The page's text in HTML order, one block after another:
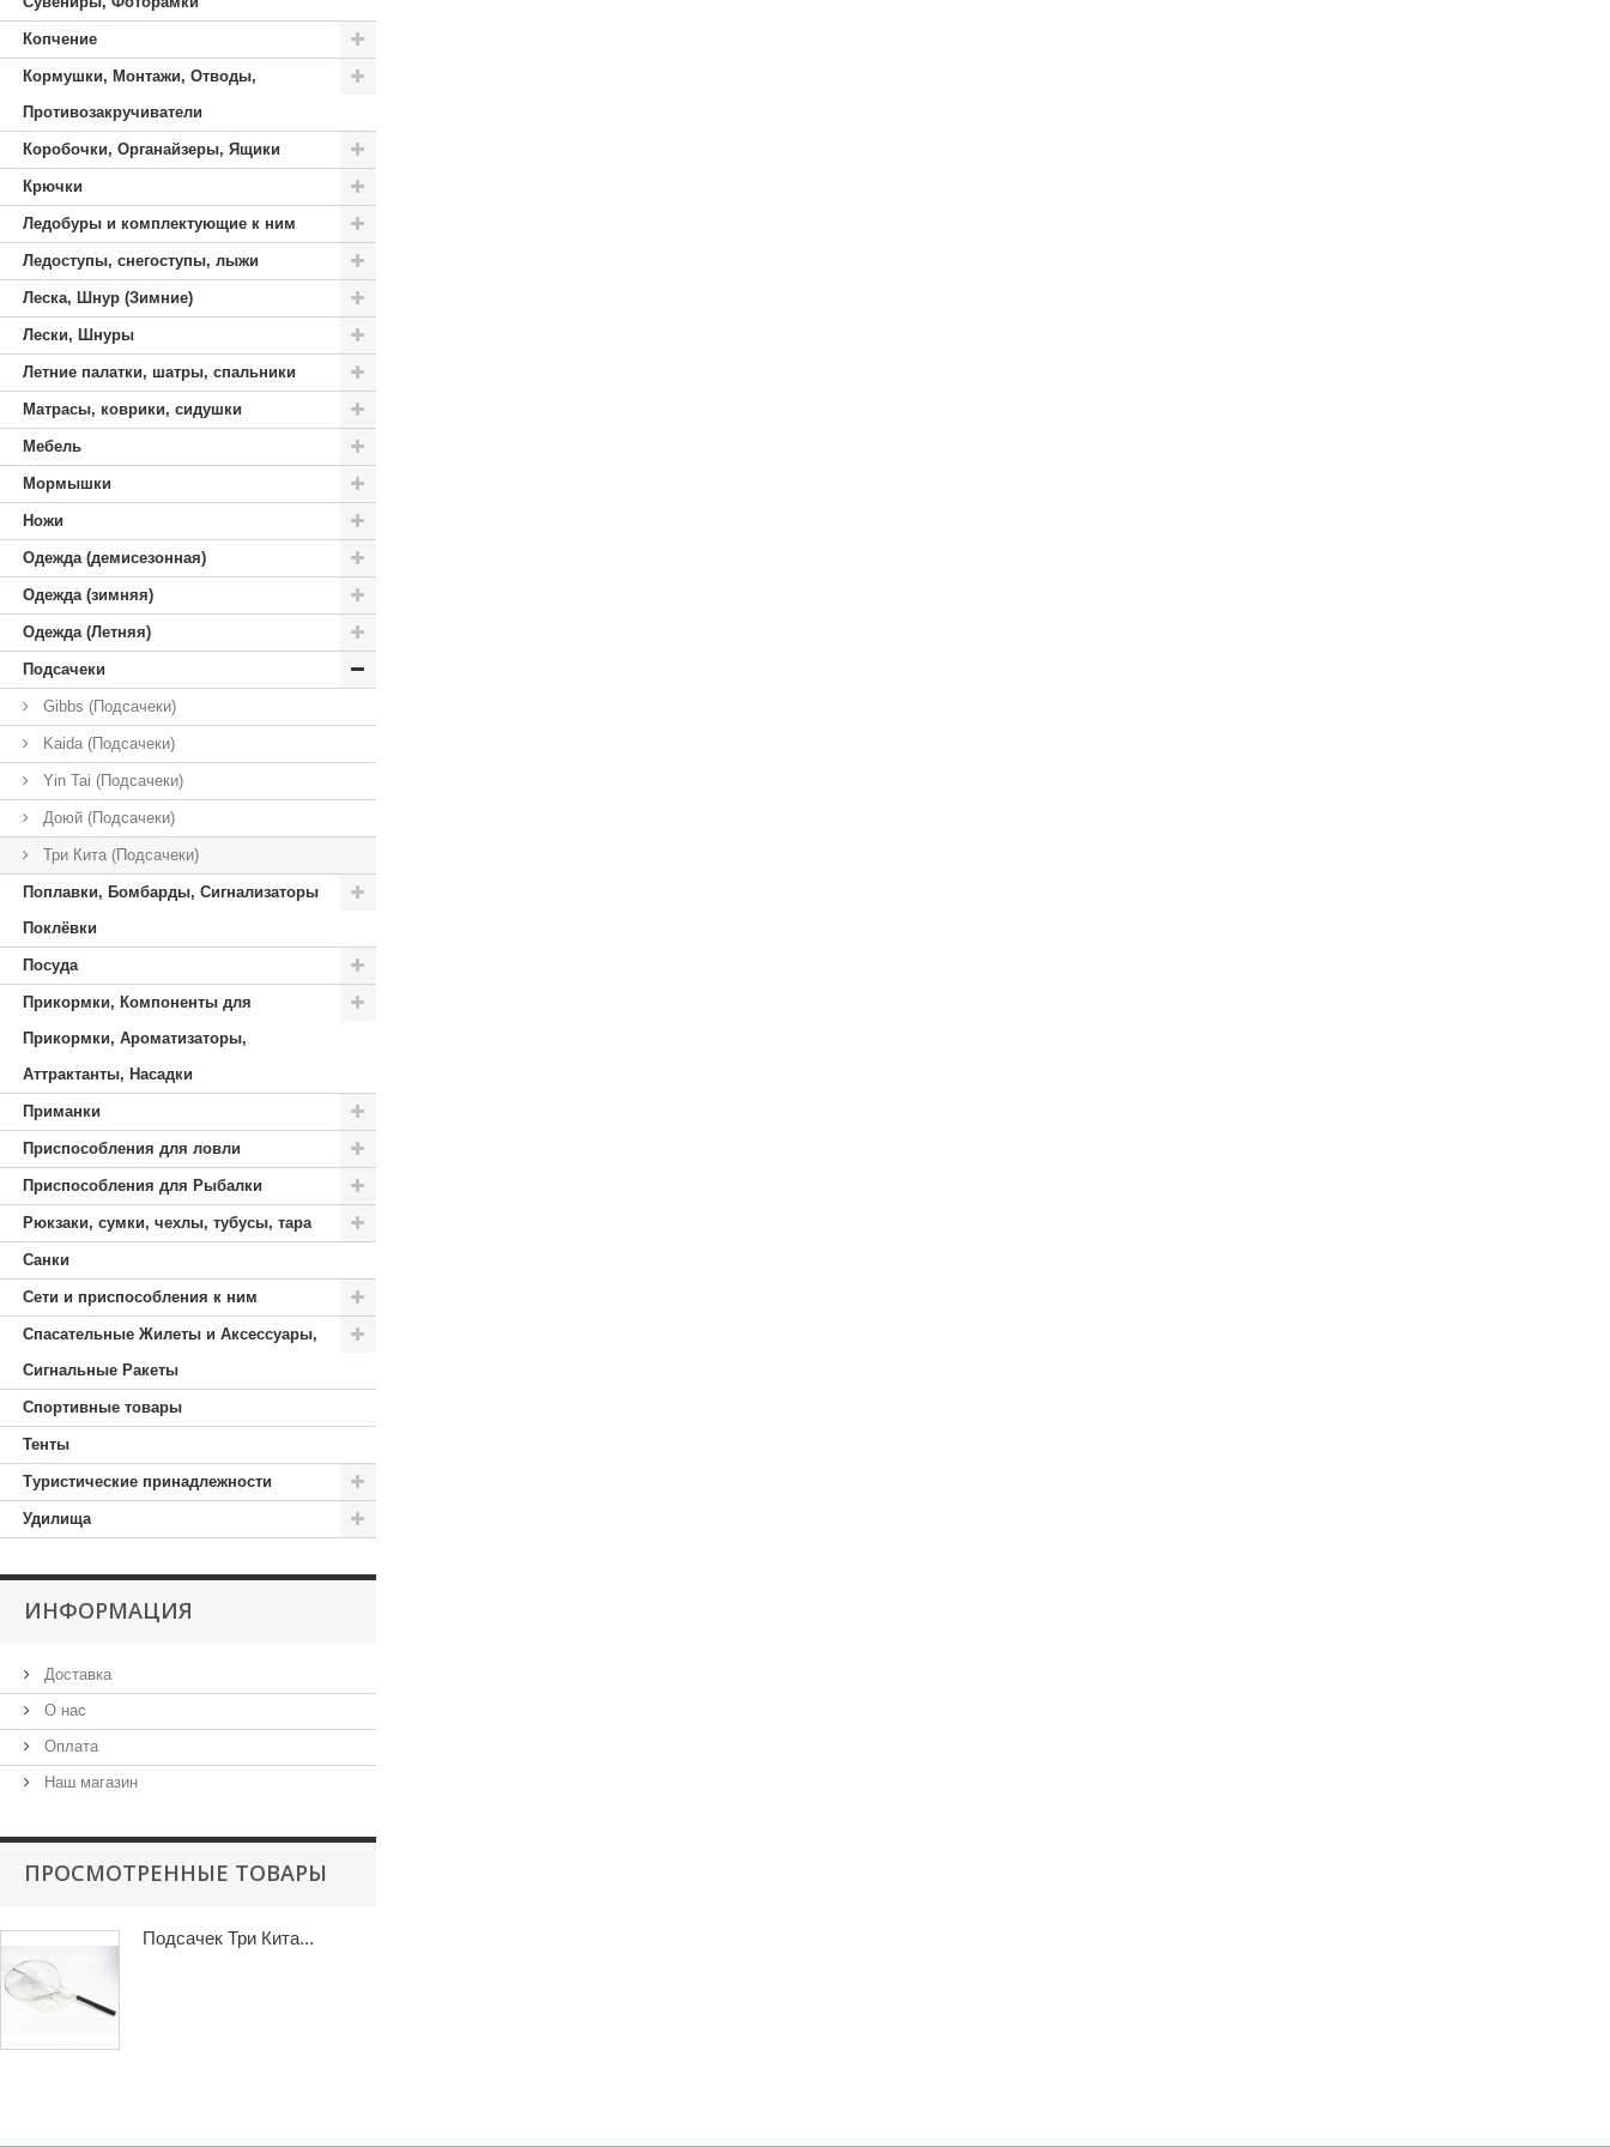
Копчение
Кормушки, Монтажи, Отводы,
Противозакручиватели
Коробочки, Органайзеры, Ящики
Крючки
Ледобуры и комплектующие к ним
Ледоступы, снегоступы, лыжи
Леска, Шнур (Зимние)
Лески, Шнуры
Летние палатки, шатры, спальники
Матрасы, коврики, сидушки
Мебель
Мормышки
Ножи
Одежда (демисезонная)
Одежда (зимняя)
Одежда (Летняя)
Подсачеки
Gibbs (Подсачеки)
Kaida (Подсачеки)
Yin Tai (Подсачеки)
Доюй (Подсачеки)
Три Кита (Подсачеки)
Поплавки, Бомбарды, Сигнализаторы
Поклёвки
Посуда
Прикормки, Компоненты для
Прикормки, Ароматизаторы,
Аттрактанты, Насадки
Приманки
Приспособления для ловли
Приспособления для Рыбалки
Рюкзаки, сумки, чехлы, тубусы, тара
Санки
Сети и приспособления к ним
Спасательные Жилеты и Аксессуары,
Сигнальные Ракеты
Спортивные товары
Тенты
Туристические принадлежности
Удилища
ИНФОРМАЦИЯ
Доставка
О нас
Оплата
Наш магазин
ПРОСМОТРЕННЫЕ ТОВАРЫ
Подсачек Три Кита...